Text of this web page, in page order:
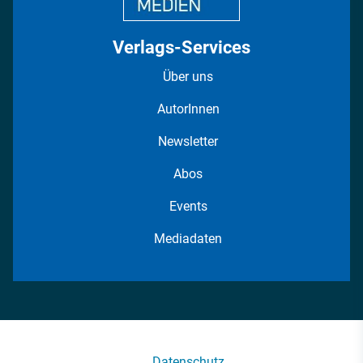
Verlags-Services
Über uns
AutorInnen
Newsletter
Abos
Events
Mediadaten